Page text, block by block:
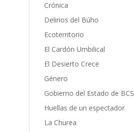
Crónica
Delirios del Búho
Ecoterritorio
El Cardón Umbilical
El Desierto Crece
Género
Gobierno del Estado de BCS
Huellas de un espectador
La Churea